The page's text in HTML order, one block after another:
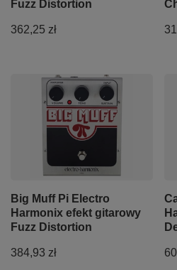
Fuzz Distortion
362,25 zł
Big Muff Pi Electro
Harmonix efekt gitarowy
Fuzz Distortion
384,93 zł